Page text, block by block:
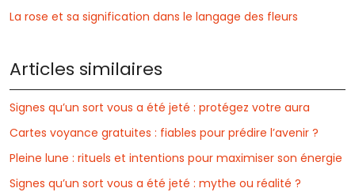
La rose et sa signification dans le langage des fleurs
Articles similaires
Signes qu’un sort vous a été jeté : protégez votre aura
Cartes voyance gratuites : fiables pour prédire l’avenir ?
Pleine lune : rituels et intentions pour maximiser son énergie
Signes qu’un sort vous a été jeté : mythe ou réalité ?